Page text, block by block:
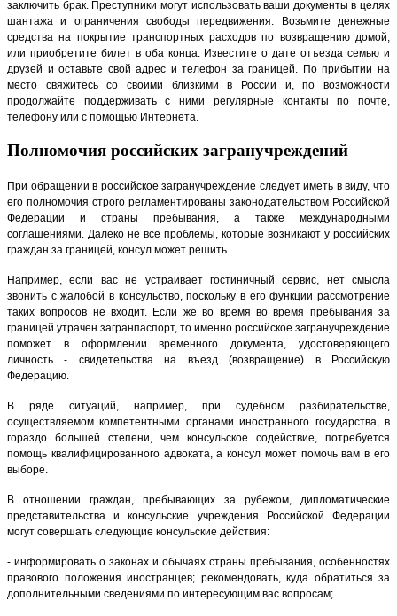
заключить брак. Преступники могут использовать ваши документы в целях
шантажа и ограничения свободы передвижения. Возьмите денежные
средства на покрытие транспортных расходов по возвращению домой,
или приобретите билет в оба конца. Известите о дате отъезда семью и
друзей и оставьте свой адрес и телефон за границей. По прибытии на
место свяжитесь со своими близкими в России и, по возможности
продолжайте поддерживать с ними регулярные контакты по почте,
телефону или с помощью Интернета.
Полномочия российских загранучреждений
При обращении в российское загранучреждение следует иметь в виду, что
его полномочия строго регламентированы законодательством Российской
Федерации и страны пребывания, а также международными
соглашениями. Далеко не все проблемы, которые возникают у российских
граждан за границей, консул может решить.
Например, если вас не устраивает гостиничный сервис, нет смысла
звонить с жалобой в консульство, поскольку в его функции рассмотрение
таких вопросов не входит. Если же во время во время пребывания за
границей утрачен загранпаспорт, то именно российское загранучреждение
поможет в оформлении временного документа, удостоверяющего
личность - свидетельства на въезд (возвращение) в Российскую
Федерацию.
В ряде ситуаций, например, при судебном разбирательстве,
осуществляемом компетентными органами иностранного государства, в
гораздо большей степени, чем консульское содействие, потребуется
помощь квалифицированного адвоката, а консул может помочь вам в его
выборе.
В отношении граждан, пребывающих за рубежом, дипломатические
представительства и консульские учреждения Российской Федерации
могут совершать следующие консульские действия:
- информировать о законах и обычаях страны пребывания, особенностях
правового положения иностранцев; рекомендовать, куда обратиться за
дополнительными сведениями по интересующим вас вопросам;